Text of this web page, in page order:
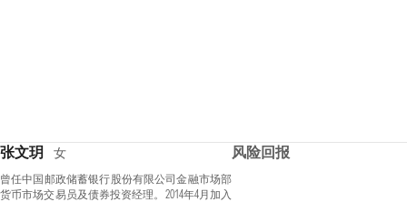
张文玥 女
曾任中国邮政储蓄银行股份有限公司金融市场部
货币市场交易员及债券投资经理。2014年4月加入
风险回报